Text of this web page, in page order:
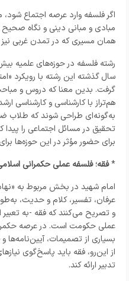
اگر فلسفه وارد عرصه اجتماع
مبادی و مبانی دینی و نگاه صحیح
همان مسیری که در تمدن غربی
رشته فلسفه در حوزه‌های علمیه
سال گذشته این رشته با رویکرد
گرفت. بدین معنا که دروس و
هم‌تراز با کارشناسی و کارشناسی
به‌گونه‌ای طراحی شوند که طلاب
تحقیق در مسائل اجتماعی را پیدا
برای حضور مؤثر در این حوزه‌ها
*فقه؛ فلسفه عملی حکمرانی
امام شهید در بخش مربوط به «نهاد
عرفان، تفسیر، کلام و حدیث،
و تصریح می‌کنند که فقه -به تعبیر
عملی حکومت است. در عرصه
بسیاری از تصمیمات، آیین‌نامه‌ها
از این‌رو، فقه باید پاسخ‌گوی
تدبیر ارائه کند.